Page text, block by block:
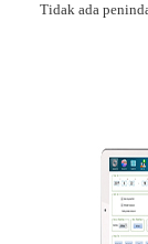
Tidak ada